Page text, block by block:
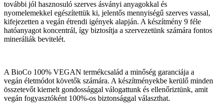
további jól hasznosuló szerves ásványi anyagokkal és
nyomelemekkel egészítettük ki, jelentős mennyiségű szerves vassal,
kifejezetten a vegán étrendi igények alapján. A készítmény 9 féle
hatóanyagot koncentrál, így biztosítja a szervezetünk számára fontos
mineráliák bevitelét.
A BioCo 100% VEGAN termékcsalád a minőség garanciája a
vegán életmódot követők számára. A készítményekbe kerülő minden
összetevőt kiemelt gondossággal válogattunk és ellenőriztünk, amit
vegán fogyasztóként 100%-os biztonsággal választhat.